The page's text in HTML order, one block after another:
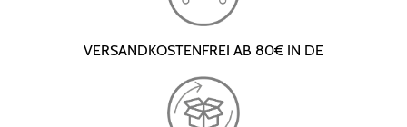
VERSANDKOSTENFREI AB 80€ IN DE